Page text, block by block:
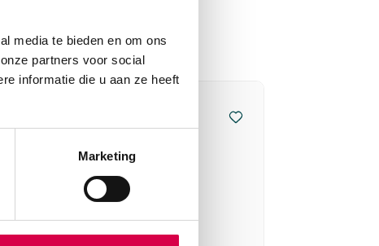
media te bieden en om ons
partners voor social
informatie die u aan ze heeft
Marketing